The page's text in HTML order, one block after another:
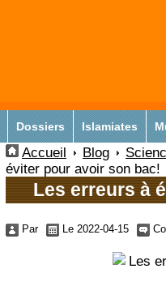
Dossiers Islamiates
Accueil Blog
éviter pour avoir son bac!
Les erreurs à
Par Le 2022-04-15